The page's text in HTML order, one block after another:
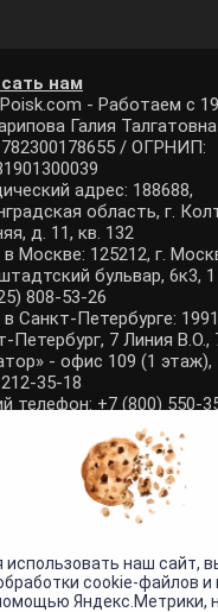
нам
- Работаем с
Галия Талгатовна
/ ОГРНИП:
адрес: 188688,
область, г.
д. 11, кв. 132
Москве: 125212, г.
бульвар, 6к3,
808-53-26
Санкт-Петербурге:
Петербург, 7 Линия В.О.,
- офис 109 (1 этаж),
35-18
телефон: +7 (800) 550-
manager@tour-
admin@tour-
в Общероссийском
агентств: РТА
использовать наш сайт,
cookie-файлов и
Яндекс.Метрики,